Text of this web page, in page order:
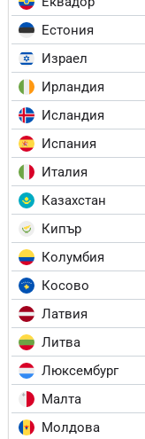
Естония
Израел
Ирландия
Исландия
Испания
Италия
Казахстан
Кипър
Колумбия
Косово
Латвия
Литва
Люксембург
Малта
Молдова